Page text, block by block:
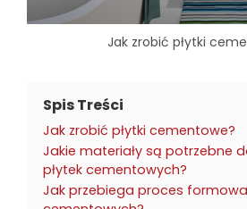
Jak zrobić płytki
Spis Treści
Jak zrobić płytki cementowe?
Jakie materiały są potrzebne
płytek cementowych?
Jak przebiega proces